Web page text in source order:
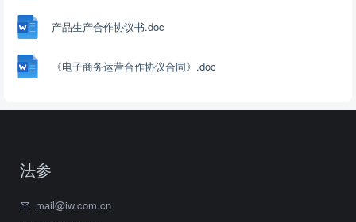
产品生产合作协议书.doc
《电子商务运营合作协议合同》.doc
法参
mail@iw.com.cn